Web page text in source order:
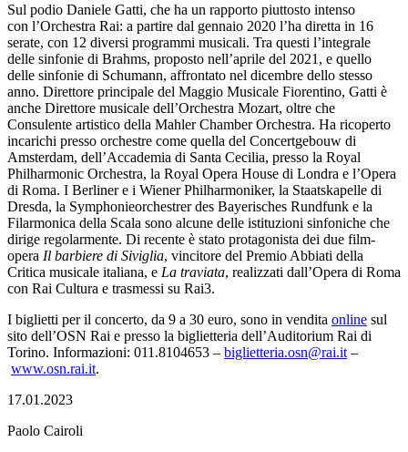
Sul podio Daniele Gatti, che ha un rapporto piuttosto intenso
con l’Orchestra Rai: a partire dal gennaio 2020 l’ha diretta in 16
serate, con 12 diversi programmi musicali. Tra questi l’integrale
delle sinfonie di Brahms, proposto nell’aprile del 2021, e quello
delle sinfonie di Schumann, affrontato nel dicembre dello stesso
anno. Direttore principale del Maggio Musicale Fiorentino, Gatti è
anche Direttore musicale dell’Orchestra Mozart, oltre che
Consulente artistico della Mahler Chamber Orchestra. Ha ricoperto
incarichi presso orchestre come quella del Concertgebouw di
Amsterdam, dell’Accademia di Santa Cecilia, presso la Royal
Philharmonic Orchestra, la Royal Opera House di Londra e l’Opera
di Roma. I Berliner e i Wiener Philharmoniker, la Staatskapelle di
Dresda, la Symphonieorchestrer des Bayerisches Rundfunk e la
Filarmonica della Scala sono alcune delle istituzioni sinfoniche che
dirige regolarmente. Di recente è stato protagonista dei due film-
opera Il barbiere di Siviglia, vincitore del Premio Abbiati della
Critica musicale italiana, e La traviata, realizzati dall’Opera di Roma
con Rai Cultura e trasmessi su Rai3.
I biglietti per il concerto, da 9 a 30 euro, sono in vendita online sul
sito dell’OSN Rai e presso la biglietteria dell’Auditorium Rai di
Torino. Informazioni: 011.8104653 – biglietteria.osn@rai.it –
www.osn.rai.it.
17.01.2023
Paolo Cairoli